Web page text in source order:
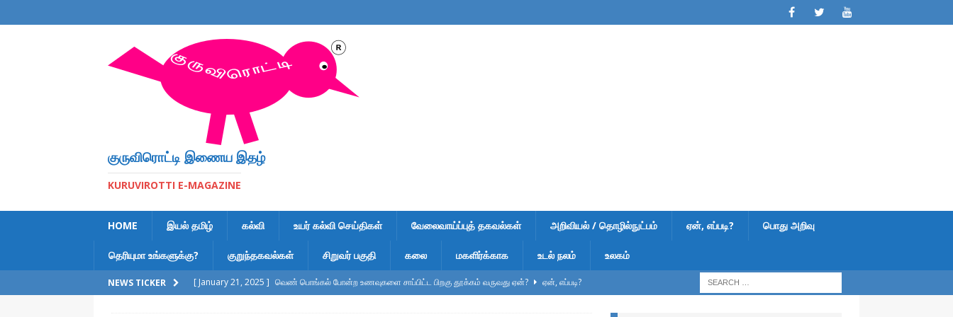
குருவிரொட்டி இணைய இதழ்
KURUVIROTTI E-MAGAZINE
HOME இயல் தமிழ் கல்வி உயர் கல்வி செய்திகள் வேலைவாய்ப்புத் தகவல்கள் அறிவியல் / தொழில்நுட்பம் ஏன், எப்படி? பொது அறிவு
தெரியுமா உங்களுக்கு? குறுந்தகவல்கள் சிறுவர் பகுதி கலை மகளிர்க்காக உடல் நலம் உலகம்
NEWS TICKER [ January 21, 2025 ] வெண் பொங்கல் போன்ற உணவுகளை சாப்பிட்ட பிறகு தூக்கம் வருவது ஏன்?
ஏன், எப்படி?